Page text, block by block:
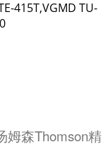
415T,VGMD TU-
姆森Thomson精